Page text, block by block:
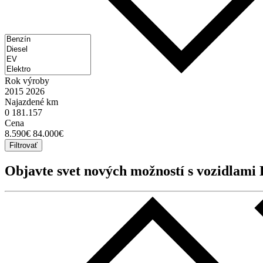
Rok výroby
2015 2026
Najazdené km
0 181.157
Cena
8.590€ 84.000€
Filtrovať
Objavte svet nových možností s